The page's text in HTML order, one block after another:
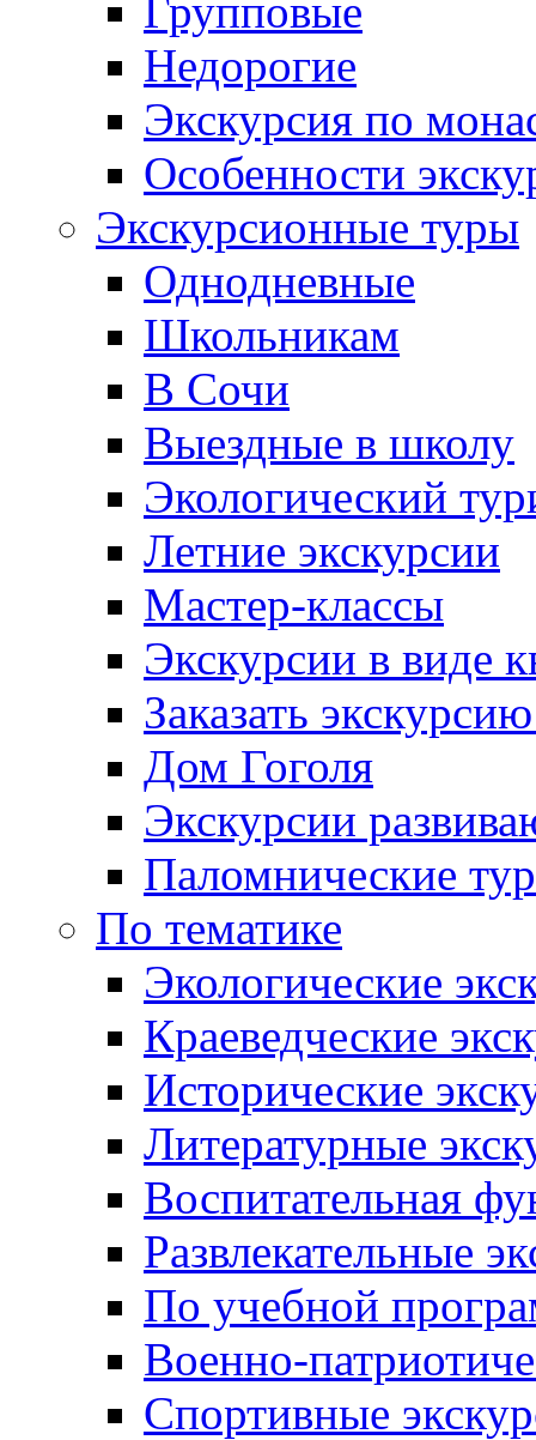
Групповые
Недорогие
Экскурсия по
Особенности
Экскурсионные туры
Однодневные
Школьникам
В Сочи
Выездные в школу
Экологический
Летние экскурсии
Мастер-классы
Экскурсии в виде
Заказать
Дом Гоголя
Экскурсии
Паломнические
По тематике
Экологические
Краеведческие
Исторические
Литературные
Воспитательная
Развлекательные
По учебной
Военно-
Спортивные